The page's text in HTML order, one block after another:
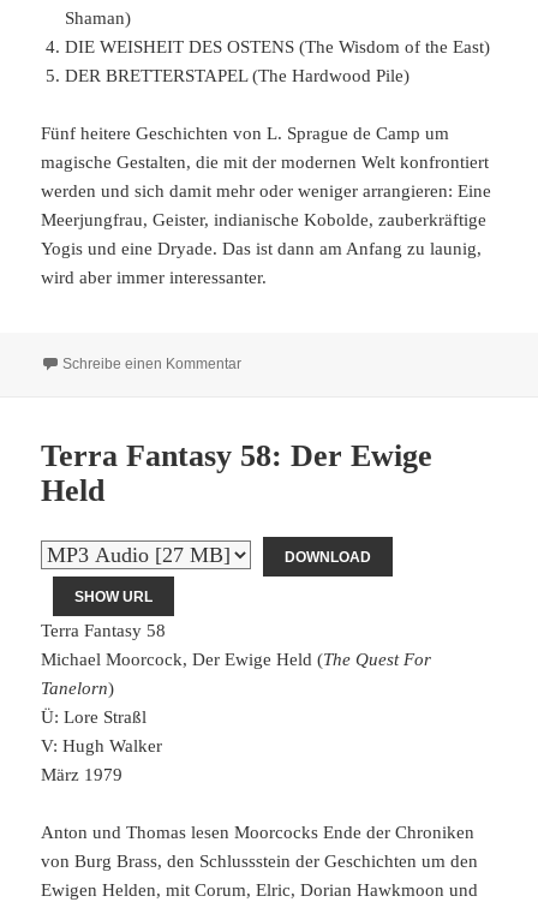
Shaman)
DIE WEISHEIT DES OSTENS (The Wisdom of the East)
DER BRETTERSTAPEL (The Hardwood Pile)
Fünf heitere Geschichten von L. Sprague de Camp um
magische Gestalten, die mit der modernen Welt konfrontiert
werden und sich damit mehr oder weniger arrangieren: Eine
Meerjungfrau, Geister, indianische Kobolde, zauberkräftige
Yogis und eine Dryade. Das ist dann am Anfang zu launig,
wird aber immer interessanter.
Schreibe einen Kommentarzu Terra Fantasy 59: Reigen der Fabelwesen
Terra Fantasy 58: Der Ewige
Held
DOWNLOAD
SHOW URL
Terra Fantasy 58
Michael Moorcock, Der Ewige Held (The Quest For
Tanelorn)
Ü: Lore Straßl
V: Hugh Walker
März 1979
Anton und Thomas lesen Moorcocks Ende der Chroniken
von Burg Brass, den Schlussstein der Geschichten um den
Ewigen Helden, mit Corum, Elric, Dorian Hawkmoon und